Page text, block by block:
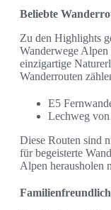
Beliebte
Zu den Highlights
Wanderwege
einzigartige
Wanderrouten
E5
Lechweg von
Diese Routen sind
für begeisterte
Alpen herausholen